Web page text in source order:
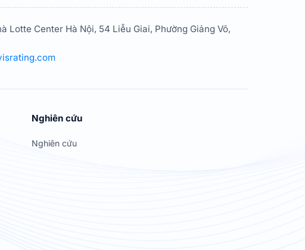
Lotte Center Hà Nội, 54 Liễu Giai, Phường Giảng Võ,
Nghiên cứu
Nghiên cứu